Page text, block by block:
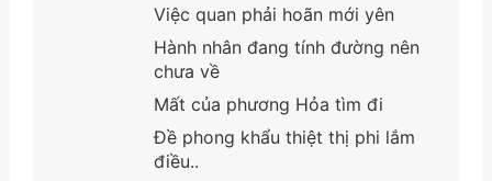
Việc quan phải hoãn mới yên
Hành nhân đang tính đường nên
chưa về
Mất của phương Hỏa tìm đi
Đề phong khẩu thiệt thị phi lắm
điều..